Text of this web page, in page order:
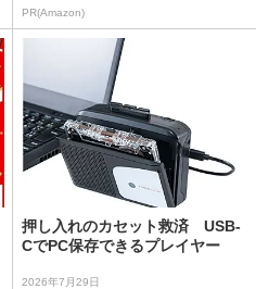
PR(Amazon)
押し入れのカセット救済 USB-
CでPC保存できるプレイヤー
2026年7月29日